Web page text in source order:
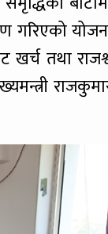
गरिएको
खर्च तथा